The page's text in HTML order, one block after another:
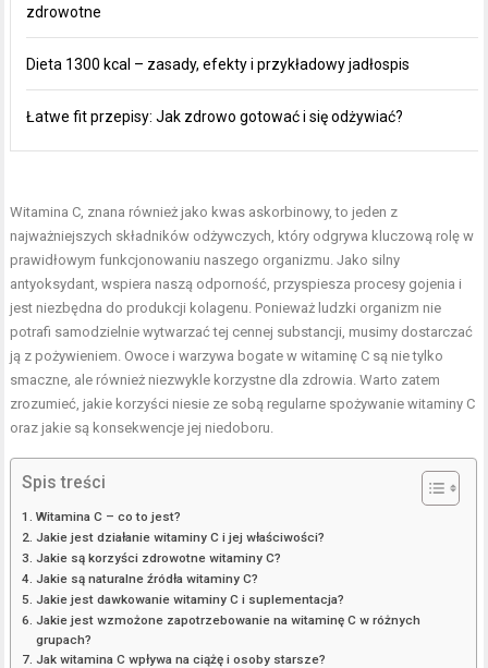
zdrowotne
Dieta 1300 kcal – zasady, efekty i przykładowy jadłospis
Łatwe fit przepisy: Jak zdrowo gotować i się odżywiać?
Witamina C, znana również jako kwas askorbinowy, to jeden z
najważniejszych składników odżywczych, który odgrywa kluczową rolę w
prawidłowym funkcjonowaniu naszego organizmu. Jako silny
antyoksydant, wspiera naszą odporność, przyspiesza procesy gojenia i
jest niezbędna do produkcji kolagenu. Ponieważ ludzki organizm nie
potrafi samodzielnie wytwarzać tej cennej substancji, musimy dostarczać
ją z pożywieniem. Owoce i warzywa bogate w witaminę C są nie tylko
smaczne, ale również niezwykle korzystne dla zdrowia. Warto zatem
zrozumieć, jakie korzyści niesie ze sobą regularne spożywanie witaminy C
oraz jakie są konsekwencje jej niedoboru.
Spis treści
Witamina C – co to jest?
Jakie jest działanie witaminy C i jej właściwości?
Jakie są korzyści zdrowotne witaminy C?
Jakie są naturalne źródła witaminy C?
Jakie jest dawkowanie witaminy C i suplementacja?
Jakie jest wzmożone zapotrzebowanie na witaminę C w różnych
grupach?
Jak witamina C wpływa na ciążę i osoby starsze?